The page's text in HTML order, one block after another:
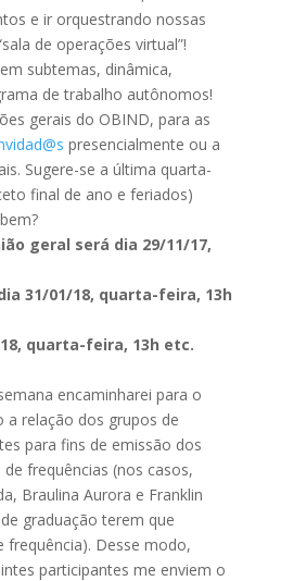
e ir orquestrando nossas
de operações virtual”!
subtemas, dinâmica,
de trabalho autônomos!
gerais do OBIND, para as
presencialmente ou a
Sugere-se a última quarta-
final de ano e feriados)
geral será dia 29/11/17,
31/01/18, quarta-feira, 13h
quarta-feira, 13h etc.
encaminharei para o
a relação dos grupos de
para fins de emissão dos
frequências (nos casos,
Braulina Aurora e Franklin
graduação terem que
frequência). Desse modo,
participantes me enviem o